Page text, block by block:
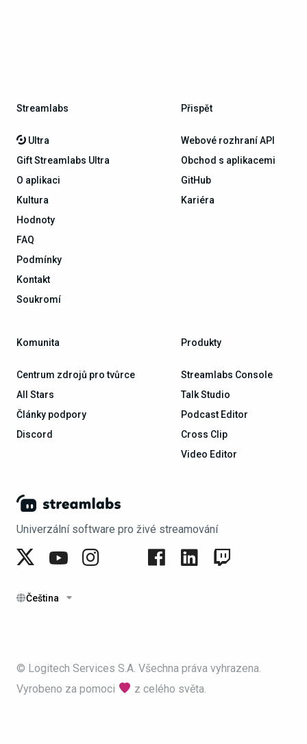
Univerzální software pro živé streamování
Čeština
Streamlabs
Ultra
Gift Streamlabs Ultra
O aplikaci
Kultura
Hodnoty
FAQ
Podmínky
Kontakt
Soukromí
Přispět
Webové rozhraní API
Obchod s aplikacemi
GitHub
Kariéra
Komunita
Centrum zdrojů pro tvůrce
All Stars
Články podpory
Discord
Produkty
Streamlabs Console
Talk Studio
Podcast Editor
Cross Clip
Video Editor
© Logitech Services S.A. Všechna práva vyhrazena.
Vyrobeno za pomoci
z celého světa.